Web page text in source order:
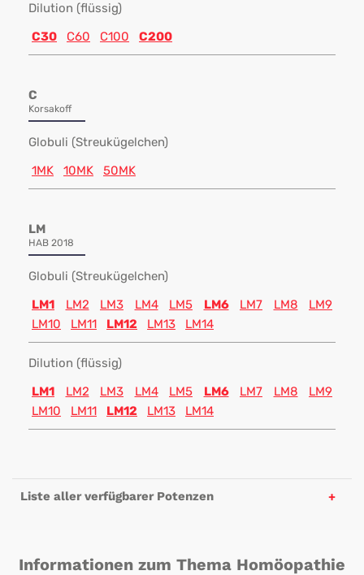
Dilution (flüssig)
C30
C60 C100 C200
C
Korsakoff
Globuli (Streukügelchen)
1MK
10MK 50MK
LM
HAB 2018
Globuli (Streukügelchen)
LM1
LM2 LM3 LM4 LM5 LM6 LM7 LM8
LM9
LM10
LM11 LM12 LM13 LM14
Dilution (flüssig)
LM1
LM2 LM3 LM4 LM5 LM6 LM7 LM8
LM9
LM10
LM11 LM12 LM13 LM14
Liste aller verfügbarer Potenzen
Informationen zum Thema Homöopathie